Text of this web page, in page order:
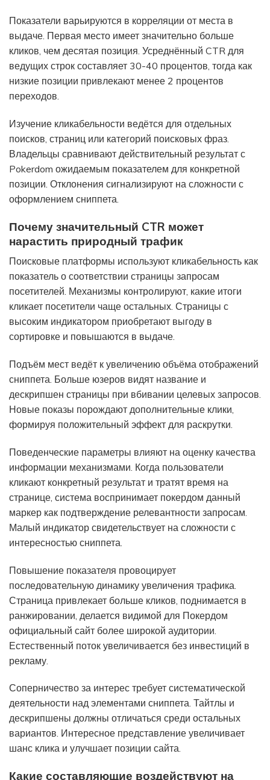
Показатели варьируются в корреляции от места в
выдаче. Первая место имеет значительно больше
кликов, чем десятая позиция. Усреднённый CTR для
ведущих строк составляет 30-40 процентов, тогда как
низкие позиции привлекают менее 2 процентов
переходов.
Изучение кликабельности ведётся для отдельных
поисков, страниц или категорий поисковых фраз.
Владельцы сравнивают действительный результат с
Pokerdom ожидаемым показателем для конкретной
позиции. Отклонения сигнализируют на сложности с
оформлением сниппета.
Почему значительный CTR может
нарастить природный трафик
Поисковые платформы используют кликабельность как
показатель о соответствии страницы запросам
посетителей. Механизмы контролируют, какие итоги
кликает посетители чаще остальных. Страницы с
высоким индикатором приобретают выгоду в
сортировке и повышаются в выдаче.
Подъём мест ведёт к увеличению объёма отображений
сниппета. Больше юзеров видят название и
дескрипшен страницы при вбивании целевых запросов.
Новые показы порождают дополнительные клики,
формируя положительный эффект для раскрутки.
Поведенческие параметры влияют на оценку качества
информации механизмами. Когда пользователи
кликают конкретный результат и тратят время на
странице, система воспринимает покердом данный
маркер как подтверждение релевантности запросам.
Малый индикатор свидетельствует на сложности с
интересностью сниппета.
Повышение показателя провоцирует
последовательную динамику увеличения трафика.
Страница привлекает больше кликов, поднимается в
ранжировании, делается видимой для Покердом
официальный сайт более широкой аудитории.
Естественный поток увеличивается без инвестиций в
рекламу.
Соперничество за интерес требует систематической
деятельности над элементами сниппета. Тайтлы и
дескрипшены должны отличаться среди остальных
вариантов. Интересное представление увеличивает
шанс клика и улучшает позиции сайта.
Какие составляющие воздействуют на